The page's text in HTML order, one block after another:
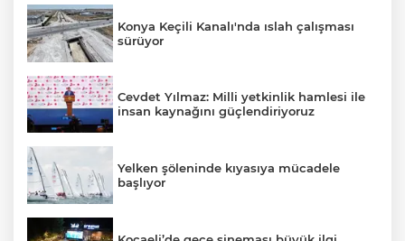
Konya Keçili Kanalı'nda ıslah çalışması
sürüyor
Cevdet Yılmaz: Milli yetkinlik hamlesi ile
insan kaynağını güçlendiriyoruz
Yelken şöleninde kıyasıya mücadele
başlıyor